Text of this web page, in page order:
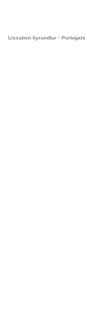
Lissabon byrundtur - Portugals